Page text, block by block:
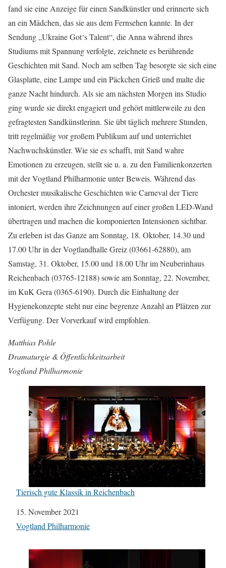
fand sie eine Anzeige für einen Sandkünstler und erinnerte sich
an ein Mädchen, das sie aus dem Fernsehen kannte. In der
Sendung „Ukraine Got‘s Talent“, die Anna während ihres
Studiums mit Spannung verfolgte, zeichnete es berührende
Geschichten mit Sand. Noch am selben Tag besorgte sie sich eine
Glasplatte, eine Lampe und ein Päckchen Grieß und malte die
ganze Nacht hindurch. Als sie am nächsten Morgen ins Studio
ging wurde sie direkt engagiert und gehört mittlerweile zu den
gefragtesten Sandkünstlerinn. Sie übt täglich mehrere Stunden,
tritt regelmäßig vor großem Publikum auf und unterrichtet
Nachwuchskünstler. Wie sie es schafft, mit Sand wahre
Emotionen zu erzeugen, stellt sie u. a. zu den Familienkonzerten
mit der Vogtland Philharmonie unter Beweis. Während das
Orchester musikalische Geschichten wie Carneval der Tiere
intoniert, werden ihre Zeichnungen auf einer großen LED-Wand
übertragen und machen die komponierten Intensionen sichtbar.
Zu erleben ist das Ganze am Sonntag, 18. Oktober, 14.30 und
17.00 Uhr in der Vogtlandhalle Greiz (03661-62880), am
Samstag, 31. Oktober, 15.00 und 18.00 Uhr im Neuberinhaus
Reichenbach (03765-12188) sowie am Sonntag, 22. November,
im KuK Gera (0365-6190). Durch die Einhaltung der
Hygienekonzepte steht nur eine begrenze Anzahl an Plätzen zur
Verfügung. Der Vorverkauf wird empfohlen.
Matthias Pohle
Dramaturgie & Öffentlichkeitsarbeit
Vogtland Philharmonie
Tierisch gute Klassik in Reichenbach
Datum
15. November 2021
In Bezug auf
Vogtland Philharmonie